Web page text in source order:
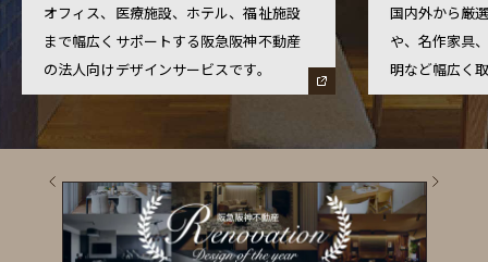
オフィス、医療施設、ホテル、福祉施設
まで幅広くサポートする阪急阪神不動産
の法人向けデザインサービスです。
国内外から厳
や、名作家具
明など幅広く